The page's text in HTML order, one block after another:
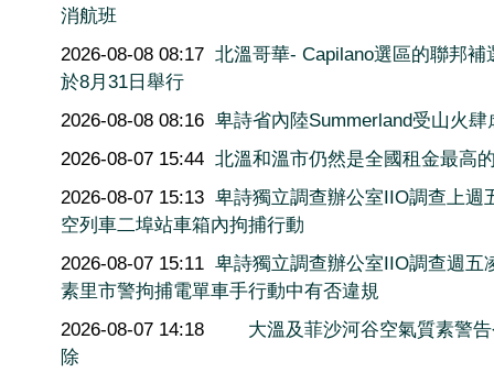
消航班
2026-08-08 08:17 北溫哥華- Capilano選區的聯邦補
於8月31日舉行
2026-08-08 08:16 卑詩省內陸Summerland受山火肆
2026-08-07 15:44 北溫和溫市仍然是全國租金最高
2026-08-07 15:13 卑詩獨立調查辦公室IIO調查上週
空列車二埠站車箱內拘捕行動
2026-08-07 15:11 卑詩獨立調查辦公室IIO調查週五
素里市警拘捕電單車手行動中有否違規
2026-08-07 14:18
大溫及菲沙河谷空氣質素警
除